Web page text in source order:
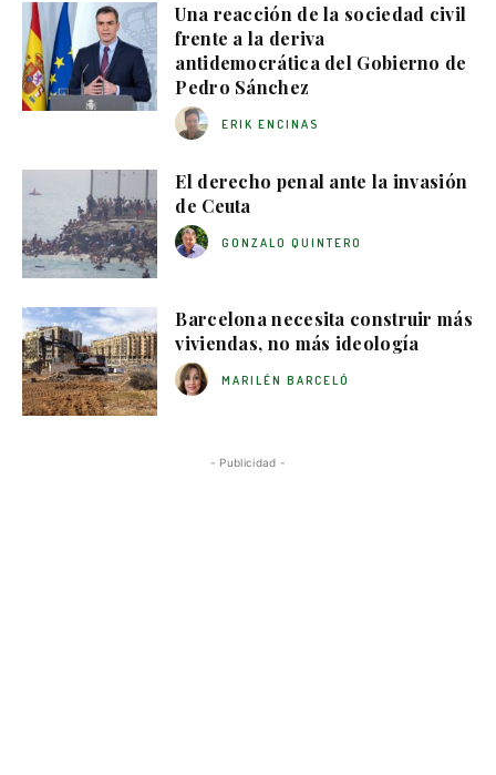
Una reacción de la sociedad civil
frente a la deriva
antidemocrática del Gobierno de
Pedro Sánchez
ERIK ENCINAS
El derecho penal ante la invasión
de Ceuta
GONZALO QUINTERO
Barcelona necesita construir más
viviendas, no más ideología
MARILÉN BARCELÓ
- Publicidad -